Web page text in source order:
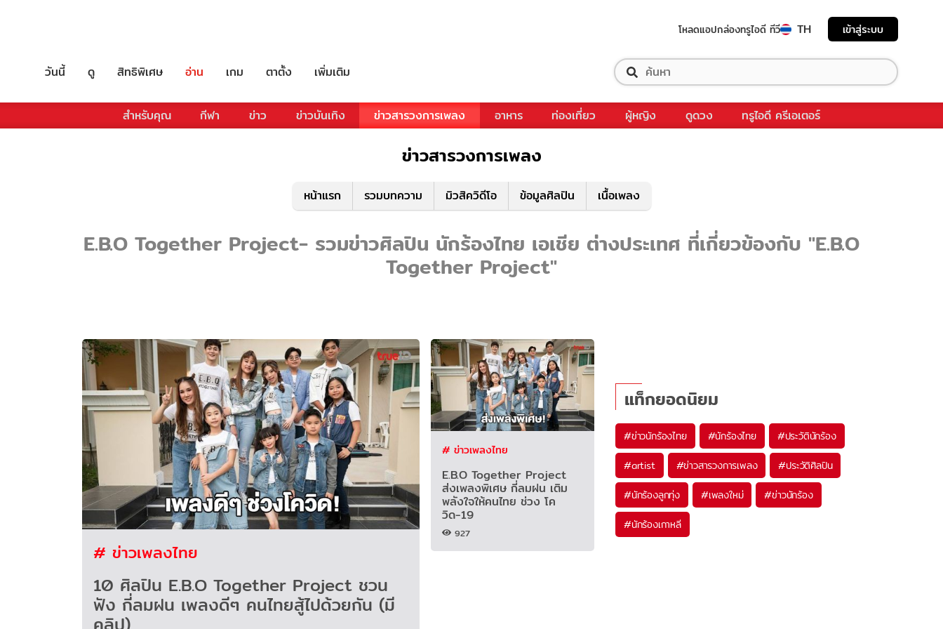
โหลดแอปกล่องทรูไอดี ทีวี TH เข้าสู่ระบบ
วันนี้ ดู สิทธิพิเศษ อ่าน เกม ตาตั้ง เพิ่มเติม
สำหรับคุณ กีฬา ข่าว ข่าวบันเทิง ข่าวสารวงการเพลง อาหาร ท่องเที่ยว ผู้หญิง ดูดวง ทรูไอดี ครีเอเตอร์
ข่าวสารวงการเพลง
หน้าแรก รวมบทความ มิวสิควิดีโอ ข้อมูลศิลปิน เนื้อเพลง
E.B.O Together Project- รวมข่าวศิลปิน นักร้องไทย เอเชีย ต่างประเทศ ที่เกี่ยวข้องกับ "E.B.O
Together Project"
# ข่าวเพลงไทย
10 ศิลปิน E.B.O Together Project ชวน
ฟัง กี่ลมฝน เพลงดีๆ คนไทยสู้ไปด้วยกัน (มี
# ข่าวเพลงไทย
E.B.O Together Project
ส่งเพลงพิเศษ กี่ลมฝน เติม
พลังใจให้คนไทย ช่วง โค
วิด-19
927
แท็กยอดนิยม
#ข่าวนักร้องไทย #นักร้องไทย #ประวัตินักร้อง
#artist #ข่าวสารวงการเพลง #ประวัติศิลปิน
#นักร้องลูกทุ่ง #เพลงใหม่ #ข่าวนักร้อง
#นักร้องเกาหลี